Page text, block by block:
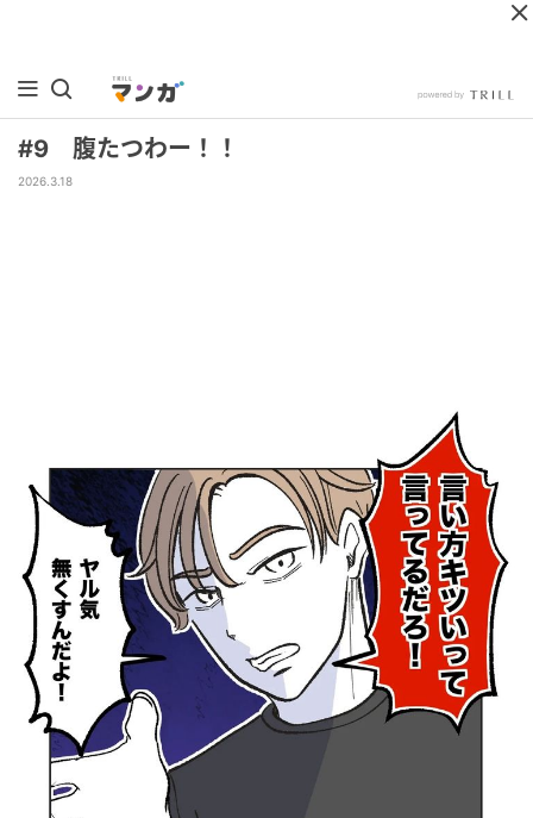
#9 腹たつわー！！
2026.3.18